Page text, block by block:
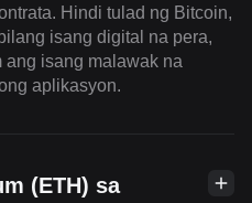
Hindi tulad ng Bitcoin,
isang digital na pera,
isang malawak na
aplikasyon.
(ETH) sa